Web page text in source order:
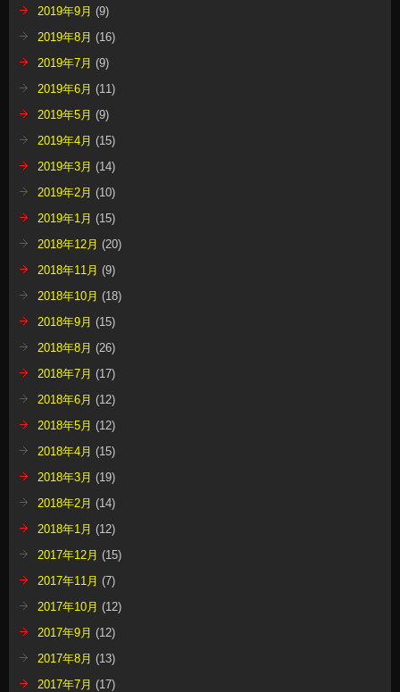
2019年9月 (9)
2019年8月 (16)
2019年7月 (9)
2019年6月 (11)
2019年5月 (9)
2019年4月 (15)
2019年3月 (14)
2019年2月 (10)
2019年1月 (15)
2018年12月 (20)
2018年11月 (9)
2018年10月 (18)
2018年9月 (15)
2018年8月 (26)
2018年7月 (17)
2018年6月 (12)
2018年5月 (12)
2018年4月 (15)
2018年3月 (19)
2018年2月 (14)
2018年1月 (12)
2017年12月 (15)
2017年11月 (7)
2017年10月 (12)
2017年9月 (12)
2017年8月 (13)
2017年7月 (17)